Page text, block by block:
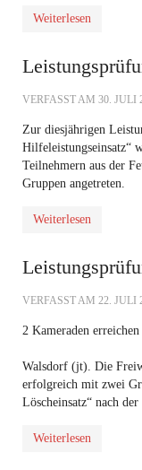
Weiterlesen
VERFASST AM 30. JULI
Zur diesjährigen
Hilfeleistungseinsatz“
Teilnehmern aus der
Gruppen angetreten.
Weiterlesen
VERFASST AM 22. JULI
2 Kameraden
Walsdorf (jt). Die
erfolgreich mit zwei
Löscheinsatz“ nach
Weiterlesen